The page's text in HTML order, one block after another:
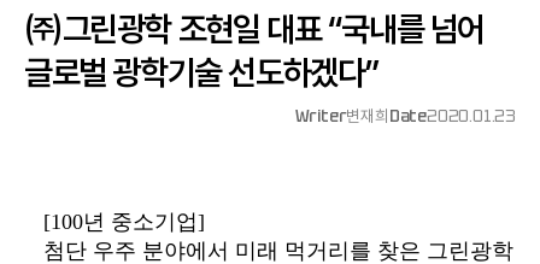
㈜그린광학 조현일 대표 “국내를 넘어
글로벌 광학기술 선도하겠다”
Writer변재희Date2020.01.23
[100년 중소기업]
첨단 우주 분야에서 미래 먹거리를 찾은 그린광학